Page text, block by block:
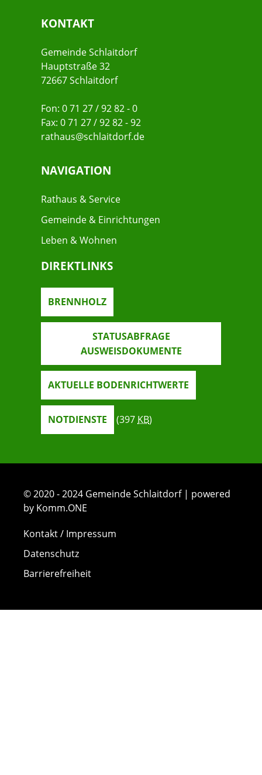
KONTAKT
Gemeinde Schlaitdorf
Hauptstraße 32
72667 Schlaitdorf
Fon: 0 71 27 / 92 82 - 0
Fax: 0 71 27 / 92 82 - 92
rathaus@schlaitdorf.de
NAVIGATION
Rathaus & Service
Gemeinde & Einrichtungen
Leben & Wohnen
DIREKTLINKS
BRENNHOLZ
STATUSABFRAGE
AUSWEISDOKUMENTE
AKTUELLE BODENRICHTWERTE
NOTDIENSTE (397 KB)
© 2020 - 2024 Gemeinde Schlaitdorf | powered
by Komm.ONE
Kontakt / Impressum
Datenschutz
Barrierefreiheit